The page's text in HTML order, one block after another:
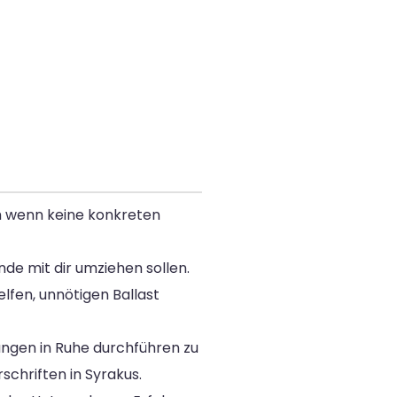
wenn keine konkreten
mit dir umziehen sollen.
unnötigen Ballast
in Ruhe durchführen zu
in Syrakus.